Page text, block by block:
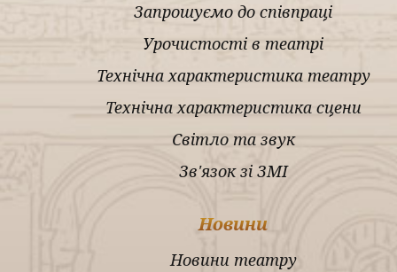
Запрошуємо до співпраці
Урочистості в театрі
Технічна характеристика театру
Технічна характеристика сцени
Світло та звук
Зв'язок зі ЗМІ
Новини
Новини театру